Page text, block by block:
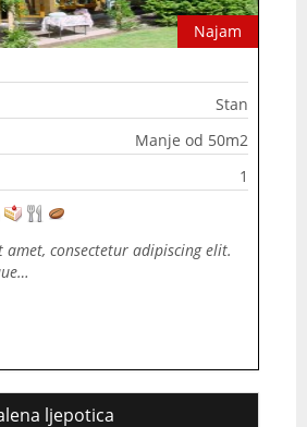
Najam
Stan
Manje od 50m2
1
consectetur adipiscing elit.
ljepotica